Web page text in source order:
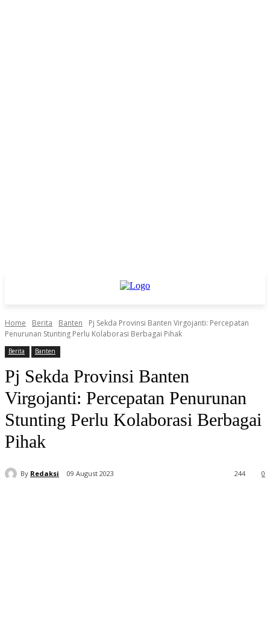
Home Berita Banten
Pj Sekda Provinsi Banten Virgojanti: Percepatan
Penurunan Stunting Perlu Kolaborasi Berbagai Pihak
Berita Banten
Pj Sekda Provinsi Banten
Virgojanti: Percepatan Penurunan
Stunting Perlu Kolaborasi Berbagai
Pihak
By Redaksi 09 August 2023 0
244